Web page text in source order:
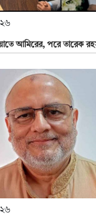
আমিরের, পরে তারেক